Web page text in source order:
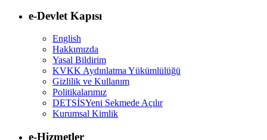
e-Devlet Kapısı
English
Hakkımızda
Yasal Bildirim
KVKK Aydınlatma Yükümlülüğü
Gizlilik ve Kullanım
Politikalarımız
DETSİSYeni Sekmede Açılır
Kurumsal Kimlik
e-Hizmetler